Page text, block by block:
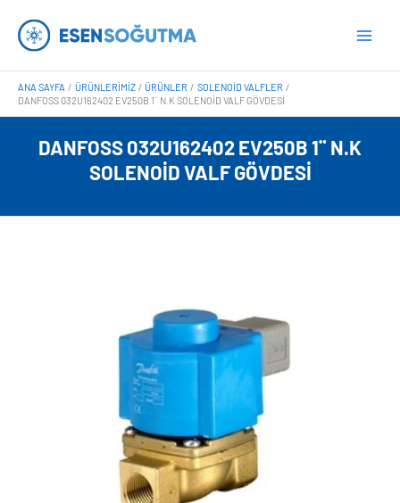
atla
ANA SAYFA ÜRÜNLERIMIZ ÜRÜNLER
SOLENOID VALFLER
DANFOSS 032U162402 EV250B 1¨ N.K SOLENOID VALF GÖVDESI
DANFOSS 032U162402 EV250B 1¨ N.K
SOLENOID VALF GÖVDESI